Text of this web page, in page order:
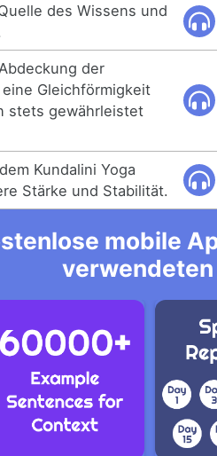
des Wissens und
der
Gleichförmigkeit
stets gewährleistet
Kundalini Yoga
Stärke und Stabilität.
mobile